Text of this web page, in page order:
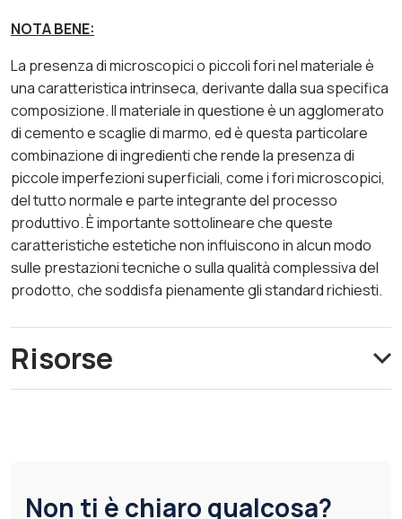
NOTA BENE:
La presenza di microscopici o piccoli fori nel materiale è
una caratteristica intrinseca, derivante dalla sua specifica
composizione. Il materiale in questione è un agglomerato
di cemento e scaglie di marmo, ed è questa particolare
combinazione di ingredienti che rende la presenza di
piccole imperfezioni superficiali, come i fori microscopici,
del tutto normale e parte integrante del processo
produttivo. È importante sottolineare che queste
caratteristiche estetiche non influiscono in alcun modo
sulle prestazioni tecniche o sulla qualità complessiva del
prodotto, che soddisfa pienamente gli standard richiesti.
Risorse
Non ti è chiaro qualcosa?